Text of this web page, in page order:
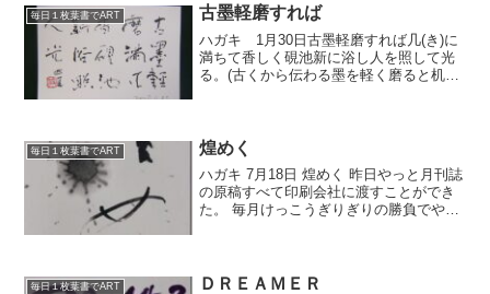
毎日１枚葉書でART 古墨軽磨すれば
ハガキ 1月30日古墨軽磨すれば几(き)に
満ちて香しく硯池新に浴し人を照して光
る。(古くから伝わる墨を軽く磨ると机の
朴に良寛さん風...
毎日１枚葉書でART 煌めく
ハガキ 7月18日 煌めく 昨日やっと月刊誌
の原稿すべて印刷会社に渡すことができ
た。 毎月けっこうぎりぎりの勝負でやっ
ね。 なかなかそうも...
毎日１枚葉書でART ＤＲＥＡＭＥＲ